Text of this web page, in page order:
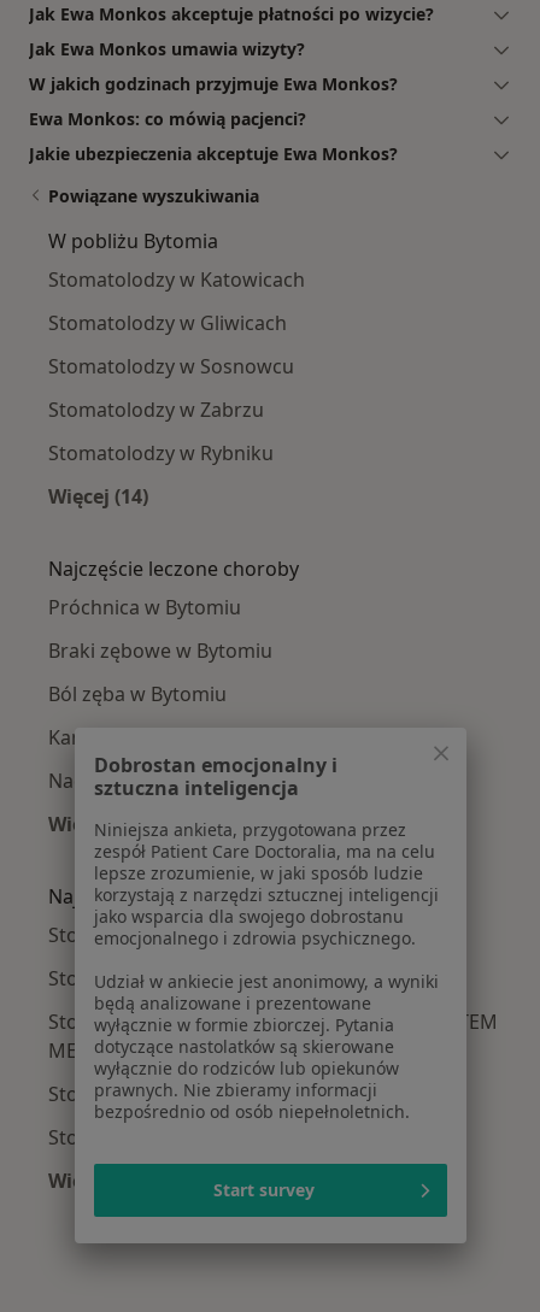
Jak Ewa Monkos akceptuje płatności po wizycie?
Jak Ewa Monkos umawia wizyty?
W jakich godzinach przyjmuje Ewa Monkos?
Ewa Monkos: co mówią pacjenci?
Jakie ubezpieczenia akceptuje Ewa Monkos?
Powiązane wyszukiwania
W pobliżu Bytomia
Stomatolodzy w Katowicach
Stomatolodzy w Gliwicach
Stomatolodzy w Sosnowcu
Stomatolodzy w Zabrzu
Stomatolodzy w Rybniku
Więcej (14)
Najczęście leczone choroby
Próchnica w Bytomiu
Braki zębowe w Bytomiu
Ból zęba w Bytomiu
Kamień nazębny w Bytomiu
Nadwrażliwość zębów w Bytomiu
Więcej (15)
Więcej w kategorii: Najczęście leczone
Najpopularniejsze ubezpieczenia
Stomatolodzy z LUX MED w Bytomiu
Stomatolodzy z Medicover w Bytomiu
Stomatolodzy z POLSKO – AMERYKANSKI SYSTEM
MEDYCZNY - II w Bytomiu
Stomatolodzy z POLMED w Bytomiu
Stomatolodzy z Signal Iduna w Bytomiu
Więcej (10)
Więcej w kategorii: Najpopularniejsze
Dobrostan emocjonalny i
sztuczna inteligencja
Niniejsza ankieta, przygotowana przez
zespół Patient Care Doctoralia, ma na celu
lepsze zrozumienie, w jaki sposób ludzie
korzystają z narzędzi sztucznej inteligencji
jako wsparcia dla swojego dobrostanu
emocjonalnego i zdrowia psychicznego.
Udział w ankiecie jest anonimowy, a wyniki
będą analizowane i prezentowane
wyłącznie w formie zbiorczej. Pytania
dotyczące nastolatków są skierowane
wyłącznie do rodziców lub opiekunów
prawnych. Nie zbieramy informacji
bezpośrednio od osób niepełnoletnich.
Start survey